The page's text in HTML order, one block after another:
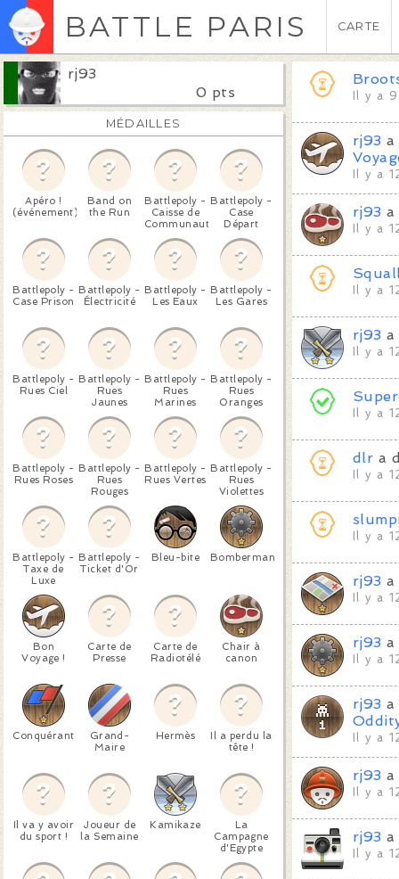
BATTLE PARIS CARTE
rj93
0 pts
MÉDAILLES
Apéro !
(événement)
Band on
the Run
Battlepoly -
Caisse de
Communauté
Battlepoly -
Case
Départ
Battlepoly -
Case Prison
Battlepoly -
Électricité
Battlepoly -
Les Eaux
Battlepoly -
Les Gares
Battlepoly -
Rues Ciel
Battlepoly -
Rues
Jaunes
Battlepoly -
Rues
Marines
Battlepoly -
Rues
Oranges
Battlepoly -
Rues Roses
Battlepoly -
Rues
Rouges
Battlepoly -
Rues Vertes
Battlepoly -
Rues
Violettes
Battlepoly -
Taxe de
Luxe
Battlepoly -
Ticket d'Or
Bleu-bite Bomberman
Bon
Voyage !
Carte de
Presse
Carte de
Radiotélé
Chair à
canon
Conquérant
Grand-
Maire
Hermès
Il a perdu la
tête !
Il va y avoir
du sport !
Joueur de
la Semaine
Kamikaze
La
Campagne
d'Egypte
Il y a
rj93 a
Il y a
rj93 a
Il y a
Il y a
rj93 a
Il y a
Il y a
dlr a
Il y a
Il y a
rj93 a
Il y a
rj93 a
Il y a
rj93 a
Il y a
rj93 a
Il y a
rj93 a
Il y a